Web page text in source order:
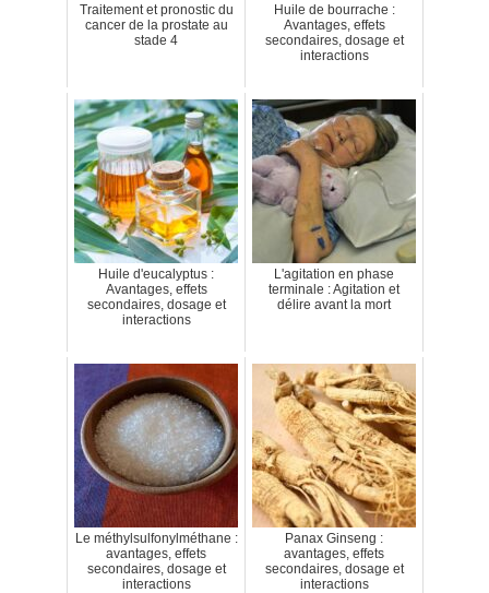
Traitement et pronostic du
cancer de la prostate au
stade 4
Huile de bourrache :
Avantages, effets
secondaires, dosage et
interactions
Huile d'eucalyptus :
Avantages, effets
secondaires, dosage et
interactions
L'agitation en phase
terminale : Agitation et
délire avant la mort
Le méthylsulfonylméthane :
avantages, effets
secondaires, dosage et
interactions
Panax Ginseng :
avantages, effets
secondaires, dosage et
interactions